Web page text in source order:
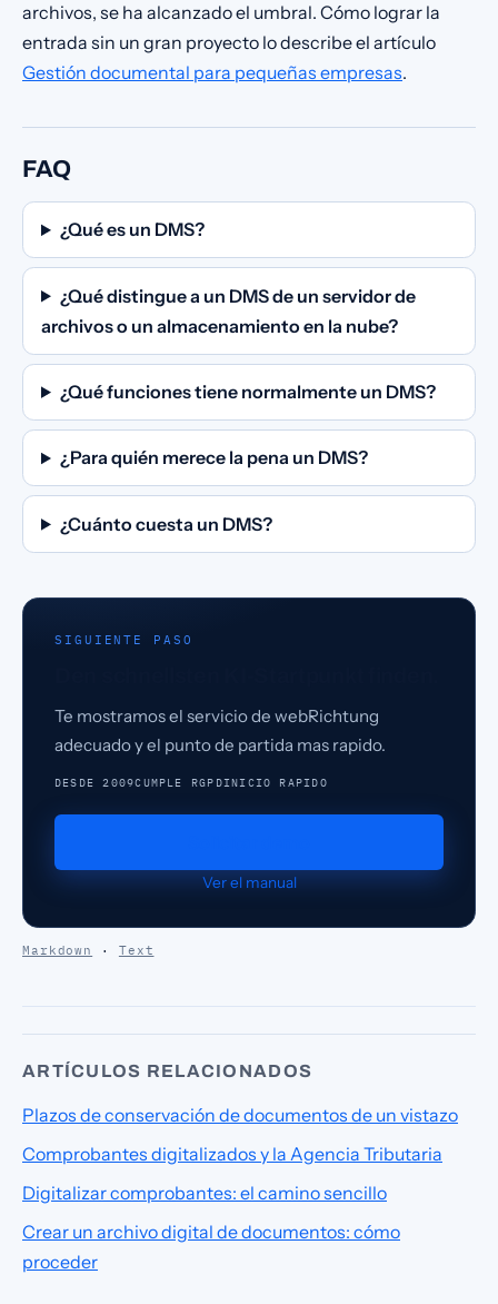
archivos, se ha alcanzado el umbral. Cómo lograr la
entrada sin un gran proyecto lo describe el artículo
Gestión documental para pequeñas empresas.
FAQ
¿Qué es un DMS?
¿Qué distingue a un DMS de un servidor de
archivos o un almacenamiento en la nube?
¿Qué funciones tiene normalmente un DMS?
¿Para quién merece la pena un DMS?
¿Cuánto cuesta un DMS?
SIGUIENTE PASO
Te mostramos el servicio de webRichtung
adecuado y el punto de partida mas rapido.
DESDE 2009CUMPLE RGPDINICIO RAPIDO
Ver el manual
Markdown · Text
ARTÍCULOS RELACIONADOS
Plazos de conservación de documentos de un vistazo
Comprobantes digitalizados y la Agencia Tributaria
Digitalizar comprobantes: el camino sencillo
Crear un archivo digital de documentos: cómo
proceder